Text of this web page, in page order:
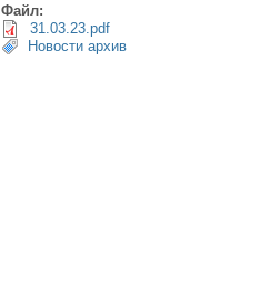
Файл:
31.03.23.pdf
Новости архив